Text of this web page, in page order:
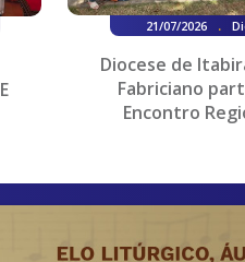
21/07/2026 .
Diocese de
Fabriciano
Encontro